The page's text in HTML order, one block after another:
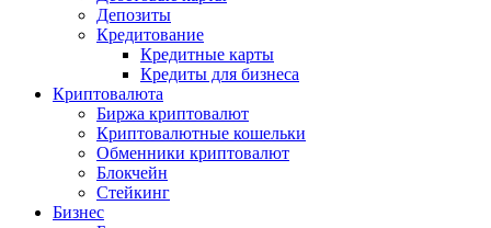
Депозиты
Кредитование
Кредитные карты
Кредиты для бизнеса
Криптовалюта
Биржа криптовалют
Криптовалютные кошельки
Обменники криптовалют
Блокчейн
Стейкинг
Бизнес